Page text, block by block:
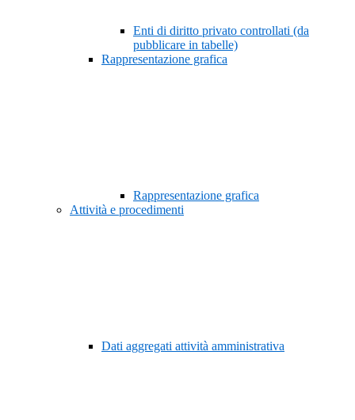
Enti di diritto privato controllati (da
pubblicare in tabelle)
Rappresentazione grafica
Rappresentazione grafica
Attività e procedimenti
Dati aggregati attività amministrativa